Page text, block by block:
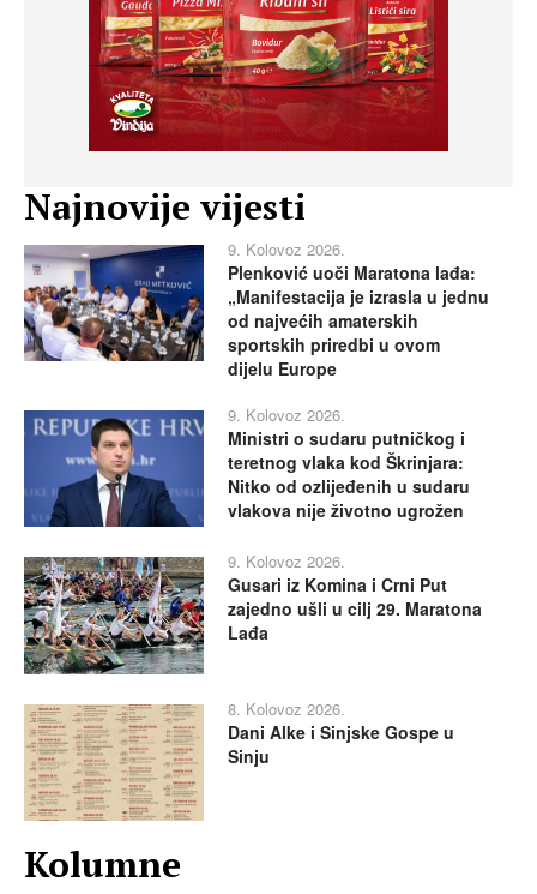
Najnovije vijesti
9. Kolovoz 2026.
Plenković uoči Maratona lađa:
„Manifestacija je izrasla u jednu
od najvećih amaterskih
sportskih priredbi u ovom
dijelu Europe
9. Kolovoz 2026.
Ministri o sudaru putničkog i
teretnog vlaka kod Škrinjara:
Nitko od ozlijeđenih u sudaru
vlakova nije životno ugrožen
9. Kolovoz 2026.
Gusari iz Komina i Crni Put
zajedno ušli u cilj 29. Maratona
Lađa
8. Kolovoz 2026.
Dani Alke i Sinjske Gospe u
Sinju
Kolumne